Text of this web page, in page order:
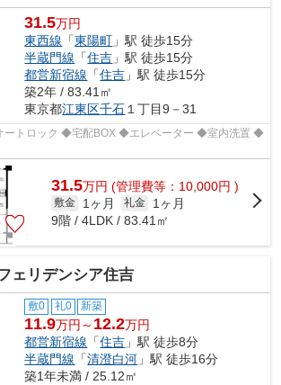
31.5万円
東西線 「東陽町 」駅 徒歩15分
半蔵門線 「住吉 」駅 徒歩15分
都営新宿線 「住吉 」駅 徒歩15分
築2年 / 83.41㎡
東京都江東区千石１丁目9－31
トロック ◆宅配BOX ◆エレベーター ◆室内洗置 ◆
31.5万円 (管理費等：10,000円 )
敷金 1ヶ月 礼金
1ヶ月
9階 / 4LDK / 83.41㎡
ェリデンシア住吉
敷0 礼0 新築
11.9万円～ 12.2万円
都営新宿線 「住吉 」駅 徒歩8分
半蔵門線 「清澄白河 」駅 徒歩16分
築1年未満 / 25.12㎡